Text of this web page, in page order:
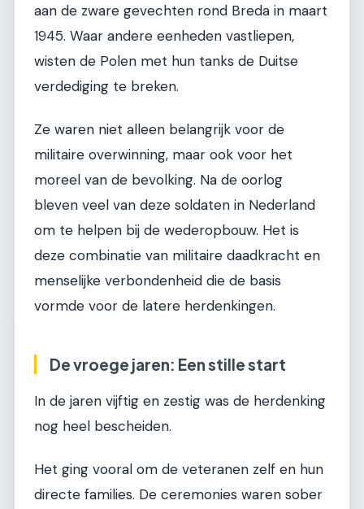
aan de zware gevechten rond Breda in maart
1945. Waar andere eenheden vastliepen,
wisten de Polen met hun tanks de Duitse
verdediging te breken.
Ze waren niet alleen belangrijk voor de
militaire overwinning, maar ook voor het
moreel van de bevolking. Na de oorlog
bleven veel van deze soldaten in Nederland
om te helpen bij de wederopbouw. Het is
deze combinatie van militaire daadkracht en
menselijke verbondenheid die de basis
vormde voor de latere herdenkingen.
De vroege jaren: Een stille start
In de jaren vijftig en zestig was de herdenking
nog heel bescheiden.
Het ging vooral om de veteranen zelf en hun
directe families. De ceremonies waren sober